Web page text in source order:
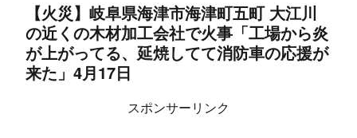
【火災】岐阜県海津市海津町五町 大江川
の近くの木材加工会社で火事「工場から炎
が上がってる、延焼してて消防車の応援が
来た」4月17日
スポンサーリンク